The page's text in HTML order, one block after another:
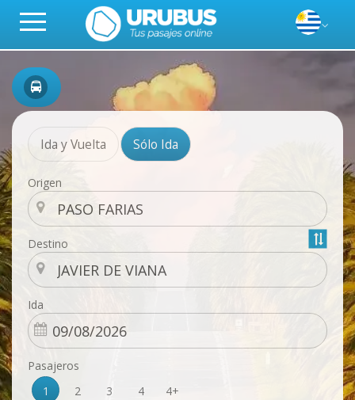
Ida y Vuelta Sólo Ida
Origen
Destino
Ida
Pasajeros
1
2 3 4 4+